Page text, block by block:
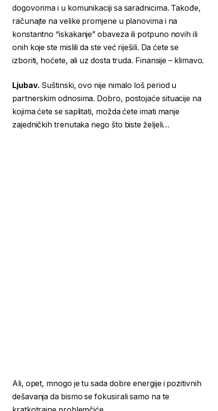
dogovorima i u komunikaciji sa saradnicima. Takođe,
računajte na velike promjene u planovima i na
konstantno “iskakanje” obaveza ili potpuno novih ili
onih koje ste mislili da ste već riješili. Da ćete se
izboriti, hoćete, ali uz dosta truda. Finansije – klimavo.
Ljubav. Suštinski, ovo nije nimalo loš period u
partnerskim odnosima. Dobro, postojaće situacije na
kojima ćete se saplitati, možda ćete imati manje
zajedničkih trenutaka nego što biste željeli…
Ali, opet, mnogo je tu sada dobre energije i pozitivnih
dešavanja da bismo se fokusirali samo na te